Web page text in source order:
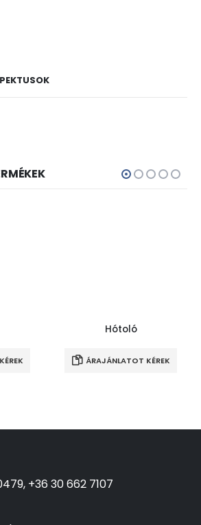
Hótoló
ÁRAJÁNLATOT KÉREK
+36 30 662 7107